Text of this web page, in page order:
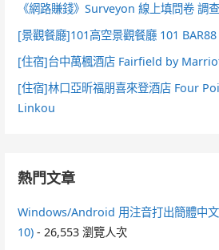
《網路賺錢》Surveyon 線上填問卷 調
[景觀餐廳]101高空景觀餐廳 101
[住宿]台中萬楓酒店 Fairfield by
[住宿]林口亞昕福朋喜來登酒店 Four
Linkou
熱門文章
Windows/Android 用注音打出簡體中
10) - 26,553 瀏覽人次